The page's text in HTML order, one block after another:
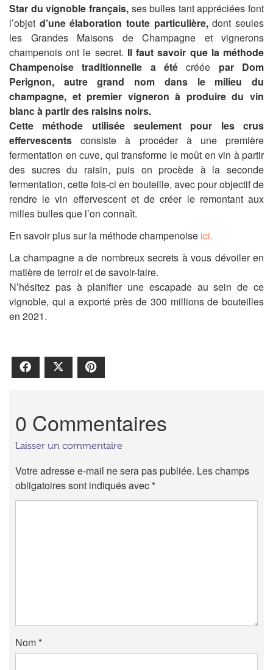
Star du vignoble français,ses bulles tant appréciées font
l’objet d’une élaboration toute particulière,dont seules
les Grandes Maisons de Champagne et vignerons
champenois ont le secret. Il faut savoir que la méthode
Champenoise traditionnelle a été créée par Dom
Perignon, autre grand nom dans le milieu du
champagne, et premier vigneron à produire du vin
blanc à partir des raisins noirs.
Cette méthode utilisée seulement pour les crus
effervescents consiste à procéder à une première
fermentation en cuve, qui transforme le moût en vin à partir
des sucres du raisin, puis on procède à la seconde
fermentation, cette fois-ci en bouteille, avec pour objectif de
rendre le vin effervescent et de créer le remontant aux
milles bulles que l’on connaît.
En savoir plus sur la méthode champenoise ici.
La champagne a de nombreux secrets à vous dévoiler en
matière de terroir et de savoir-faire.
N’hésitez pas à planifier une escapade au sein de ce
vignoble, qui a exporté près de 300 millions de bouteilles
en 2021.
Facebook
0 Commentaires
Laisser un commentaire
Votre adresse e-mail ne sera pas publiée. Les champs
obligatoires sont indiqués avec*
Nom*